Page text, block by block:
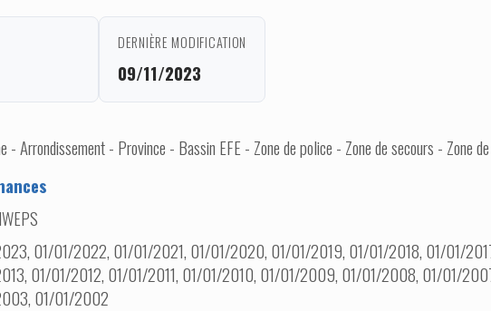
DERNIÈRE MODIFICATION
09/11/2023
- Arrondissement - Province - Bassin EFE - Zone de police - Zone de secours - Zone
01/01/2022, 01/01/2021, 01/01/2020, 01/01/2019, 01/01/2018, 01/01/
01/01/2012, 01/01/2011, 01/01/2010, 01/01/2009, 01/01/2008, 01/01/
01/01/2002